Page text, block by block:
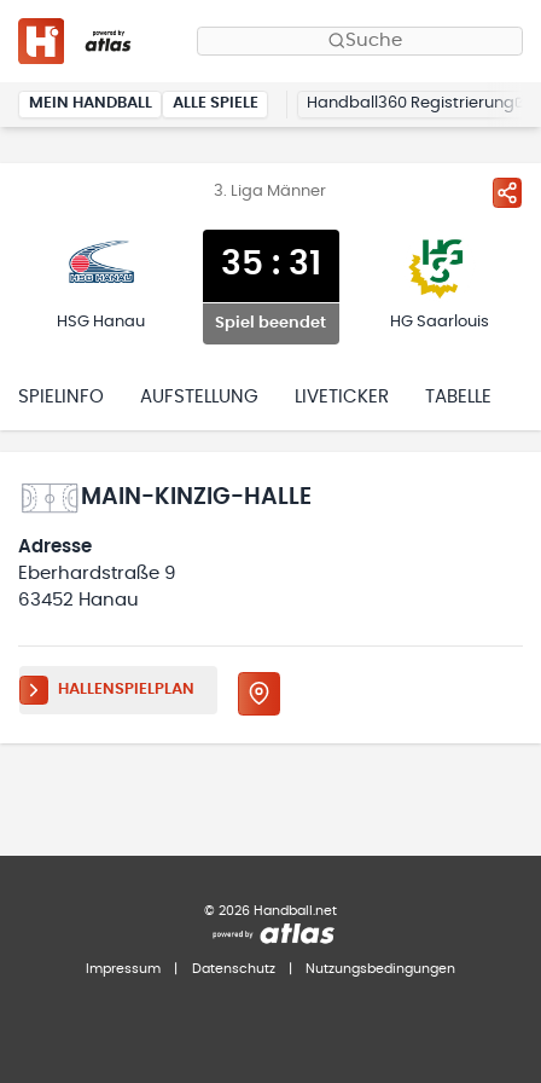
Suche
MEIN HANDBALL ALLE SPIELE Handball360 Registrierung
3. Liga Männer
HSG Hanau
35 : 31
Spiel beendet HG Saarlouis
SPIELINFO AUFSTELLUNG LIVETICKER TABELLE
MAIN-KINZIG-HALLE
Adresse
Eberhardstraße 9
63452 Hanau
HALLENSPIELPLAN
© 2026 Handball.net
Impressum Datenschutz Nutzungsbedingungen